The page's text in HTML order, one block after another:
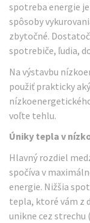
spotreba energie
spôsoby
zbytočné.
spotrebiče, ľudia,
Na výstavbu
použiť prakticky
voľte tehlu.
Úniky tepla v
Hlavný rozdiel
spočíva v
energie. Nižšia
tepla, ktoré vám z
unikne cez strechu